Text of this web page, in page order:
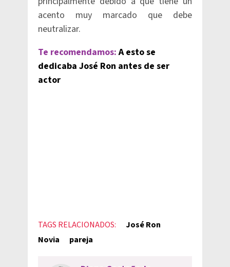
acento muy marcado que debe
neutralizar.
Te recomendamos: A esto se
dedicaba José Ron antes de ser
actor
TAGS RELACIONADOS:
José Ron
Novia
pareja